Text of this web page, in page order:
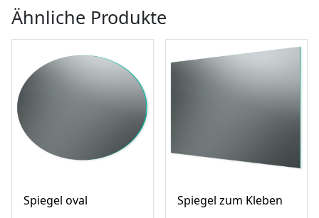
Ähnliche Produkte
Spiegel oval Spiegel zum Kleben